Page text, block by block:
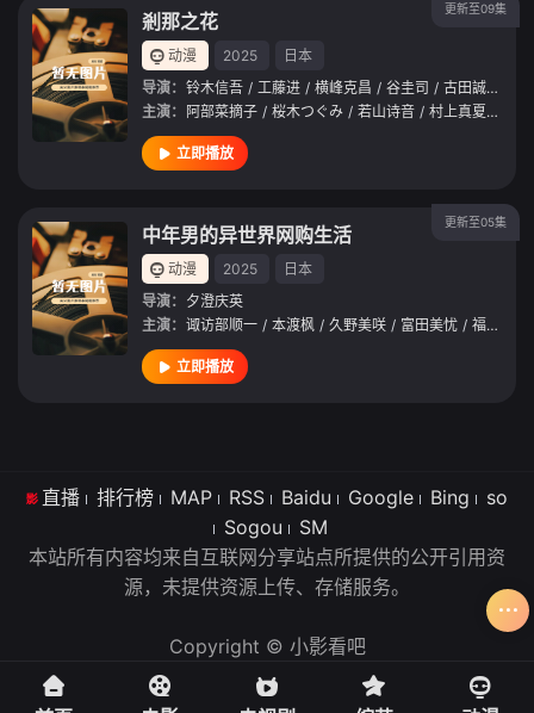
更新至09集
剎那之花
动漫 2025
日本
导演： 铃木信吾 / 工藤进 / 横峰克昌 / 谷圭司 / 古田誠 /
主演： 阿部菜摘子 / 桜木つぐみ / 若山诗音 / 村上真夏 /
立即播放
更新至05集
中年男的异世界网购生活
动漫 2025
日本
导演： 夕澄庆英
主演： 诹访部顺一 / 本渡枫 / 久野美咲 / 富田美忧 / 福山润
立即播放
直播 排行榜 MAP RSS Baidu Google Bing
so
Sogou
SM
本站所有内容均来自互联网分享站点所提供的公开引用资
源，未提供资源上传、存储服务。
Copyright © 小影看吧